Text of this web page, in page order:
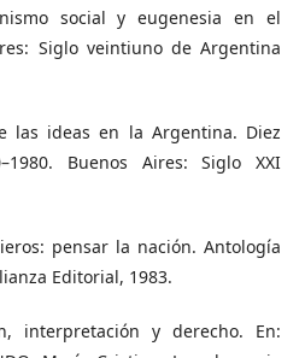
social y eugenesia en el
Siglo veintiuno de Argentina
las ideas en la Argentina. Diez
Buenos Aires: Siglo XXI
pensar la nación. Antología
Editorial, 1983.
interpretación y derecho. En: